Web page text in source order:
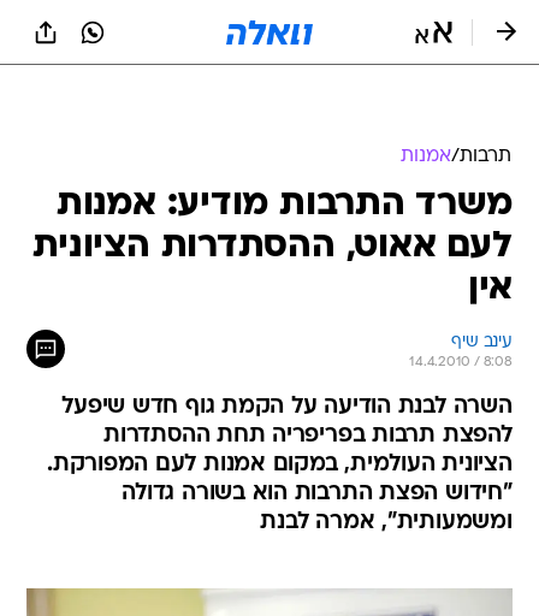
תרבות/אמנות
משרד התרבות מודיע: אמנות
לעם אאוט, ההסתדרות הציונית
אין
עינב שיף
14.4.2010 / 8:08
השרה לבנת הודיעה על הקמת גוף חדש שיפעל
להפצת תרבות בפריפריה תחת ההסתדרות
הציונית העולמית, במקום אמנות לעם המפורקת.
"חידוש הפצת התרבות הוא בשורה גדולה
ומשמעותית", אמרה לבנת